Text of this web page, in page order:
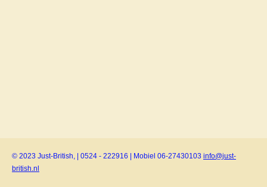
© 2023 Just-British, | 0524 - 222916 | Mobiel 06-27430103 info@just-
british.nl